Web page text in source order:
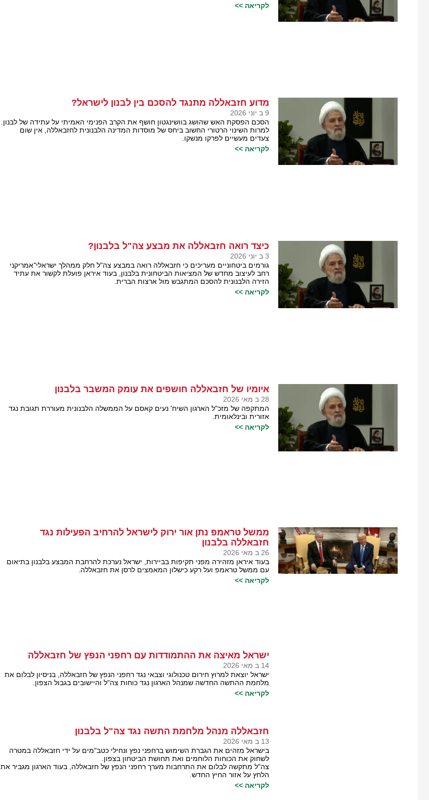
לקריאה >>
מדוע חזבאללה מתנגד להסכם בין לבנון לישראל?
9 ב יוני 2026
הסכם הפסקת האש שהושג בוושינגטון חושף את הקרב הפנימי האמיתי על עתידה של לבנון.
למרות השינוי הרטורי החשוב ביחס של מוסדות המדינה הלבנונית לחזבאללה, אין שום
צעדים מעשיים לפרקו מנשקו.
לקריאה >>
כיצד רואה חזבאללה את מבצע צה"ל בלבנון?
3 ב יוני 2026
גורמים ביטחוניים מעריכים כי חזבאללה רואה במבצע צה"ל חלק ממהלך ישראלי־אמריקני
רחב לעיצוב מחדש של המציאות הביטחונית בלבנון, בעוד איראן פועלת לקשור את עתיד
הזירה הלבנונית להסכם המתגבש מול ארצות הברית.
לקריאה >>
איומיו של חזבאללה חושפים את עומק המשבר בלבנון
28 ב מאי 2026
המתקפה של מזכ"ל הארגון השיח' נעים קאסם על הממשלה הלבנונית מעוררת תגובת נגד
אזורית ובינלאומית.
לקריאה >>
ממשל טראמפ נתן אור ירוק לישראל להרחיב הפעילות נגד
חזבאללה בלבנון
26 ב מאי 2026
בעוד איראן מזהירה מפני תקיפות בביירות, ישראל נערכת להרחבת המבצע בלבנון בתיאום
עם ממשל טראמפ ועל רקע כישלון המאמצים לרסן את חזבאללה.
לקריאה >>
ישראל מאיצה את ההתמודדות עם רחפני הנפץ של חזבאללה
14 ב מאי 2026
ישראל יוצאת למרוץ חירום טכנולוגי וצבאי נגד רחפני הנפץ של חזבאללה, בניסיון לבלום את
מלחמת ההתשה החדשה שמנהל הארגון נגד כוחות צה"ל והיישובים בגבול הצפון.
לקריאה >>
חזבאללה מנהל מלחמת התשה נגד צה"ל בלבנון
13 ב מאי 2026
בישראל מזהים את הגברת השימוש ברחפני נפץ ונחילי כטב"מים על ידי חזבאללה במטרה
לשחוק את הכוחות הלוחמים ואת תחושת הביטחון בצפון.
צה"ל מתקשה לבלום את התרחבות מערך רחפני הנפץ של חזבאללה, בעוד הארגון מגביר את
הלחץ על אזור החיץ החדש.
לקריאה >>